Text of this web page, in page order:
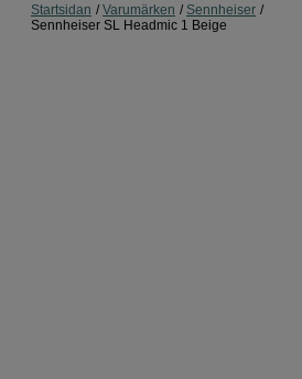
Startsidan Varumärken
Sennheiser
Sennheiser SL Headmic 1 Beige